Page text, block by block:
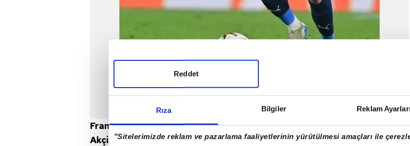
Rıza Bilgiler Reklam
"Sitelerimizde reklam ve pazarlama faaliyetlerinin yürütülmesi amaçları ile
Reddet
Fransız basınında yer alan habere göre Paris Saint-Germain, Yusuf
Akçiçek'le ilgileniyor.